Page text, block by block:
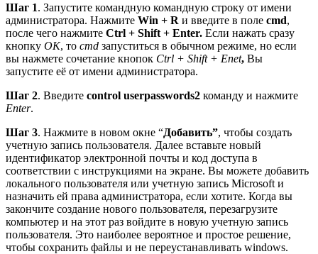
Шаг 1. Запустите командную командную строку от имени
администратора. Нажмите Win + R и введите в поле cmd,
после чего нажмите Ctrl + Shift + Enter. Если нажать сразу
кнопку OK, то cmd запуститься в обычном режиме, но если
вы нажмете сочетание кнопок Ctrl + Shift + Enet, Вы
запустите её от имени администратора.
Шаг 2. Введите control userpasswords2 команду и нажмите
Enter.
Шаг 3. Нажмите в новом окне “Добавить”, чтобы создать
учетную запись пользователя. Далее вставьте новый
идентификатор электронной почты и код доступа в
соответствии с инструкциями на экране. Вы можете добавить
локального пользователя или учетную запись Microsoft и
назначить ей права администратора, если хотите. Когда вы
закончите создание нового пользователя, перезагрузите
компьютер и на этот раз войдите в новую учетную запись
пользователя. Это наиболее вероятное и простое решение,
чтобы сохранить файлы и не переустанавливать windows.